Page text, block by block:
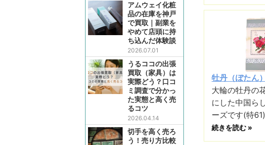
牡丹（ぼたん
大輪の牡丹の
にした中国ら
ーズです(特61)
続きを読む »
アムウェイ化粧
品の在庫を神戸
で買取｜副業を
やめて店頭に持
ち込んだ体験談
2026.07.01
うるココの出張
買取（家具）は
実際どう？口コ
ミ調査で分かっ
た実態と高く売
るコツ
2026.04.14
切手を高く売ろ
う！売り方比較